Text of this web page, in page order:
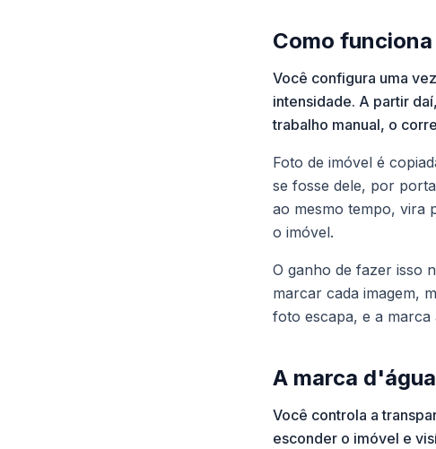
Como
Você configura uma
intensidade. A partir
trabalho manual, o
Foto de imóvel é
se fosse dele, por
ao mesmo tempo, vira
o imóvel.
O ganho de fazer isso
marcar cada imagem,
foto escapa, e a marca
A marca
Você controla a
esconder o imóvel e